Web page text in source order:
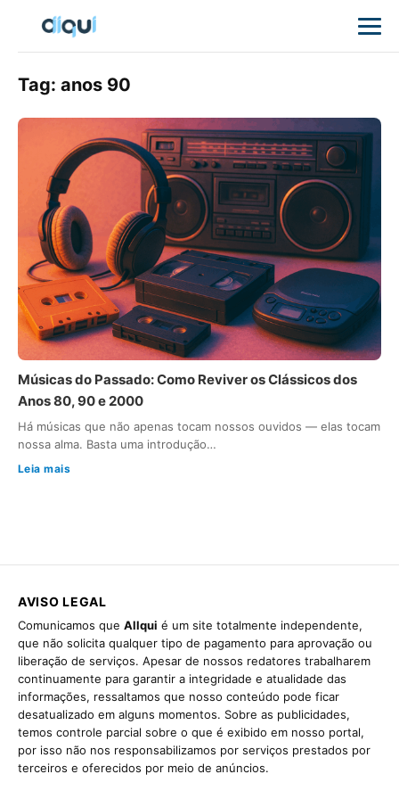
Tag: anos 90
Músicas do Passado: Como Reviver os Clássicos dos
Anos 80, 90 e 2000
Há músicas que não apenas tocam nossos ouvidos — elas tocam
nossa alma. Basta uma introdução…
Leia mais
AVISO LEGAL
Comunicamos que Allqui é um site totalmente independente,
que não solicita qualquer tipo de pagamento para aprovação ou
liberação de serviços. Apesar de nossos redatores trabalharem
continuamente para garantir a integridade e atualidade das
informações, ressaltamos que nosso conteúdo pode ficar
desatualizado em alguns momentos. Sobre as publicidades,
temos controle parcial sobre o que é exibido em nosso portal,
por isso não nos responsabilizamos por serviços prestados por
terceiros e oferecidos por meio de anúncios.